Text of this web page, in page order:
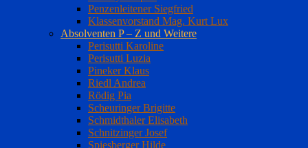
Penzenleitener Siegfried
Klassenvorstand Mag. Kurt Lux
Absolventen P – Z und Weitere
Perisutti Karoline
Perisutti Luzia
Pineker Klaus
Riedl Andrea
Rödig Pia
Scheuringer Brigitte
Schmidthaler Elisabeth
Schnitzinger Josef
Spiesberger Hilde